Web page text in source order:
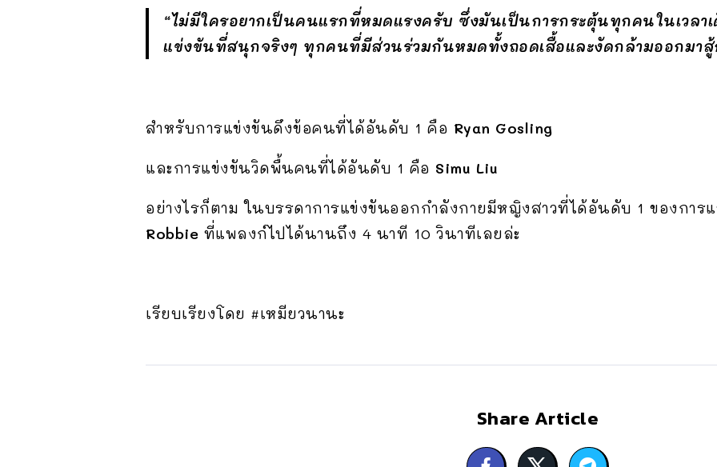
“ไม่มีใครอยากเป็นคนแรกที่หมดแรงครับ ซึ่งมันเป็นการกระตุ้นทุกคนในเวลา
แข่งขันที่สนุกจริงๆ ทุกคนที่มีส่วนร่วมกันหมดทั้งถอดเสื้อและงัดกล้ามออกมา
สำหรับการแข่งขันดึงข้อคนที่ได้อันดับ 1 คือ Ryan Gosling
และการแข่งขันวิดพื้นคนที่ได้อันดับ 1 คือ Simu Liu
อย่างไรก็ตาม ในบรรดาการแข่งขันออกกำลังกายมีหญิงสาวที่ได้อันดับ 1 ของการ
Robbie ที่แพลงก์ไปได้นานถึง 4 นาที 10 วินาทีเลยล่ะ
เรียบเรียงโดย #เหมียวนานะ
Share Article